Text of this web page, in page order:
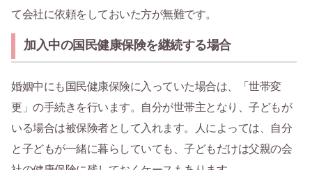
て会社に依頼をしておいた方が無難です。
加入中の国民健康保険を継続する場合
婚姻中にも国民健康保険に入っていた場合は、「世帯変
更」の手続きを行います。自分が世帯主となり、子どもが
いる場合は被保険者として入れます。人によっては、自分
と子どもが一緒に暮らしていても、子どもだけは父親の会